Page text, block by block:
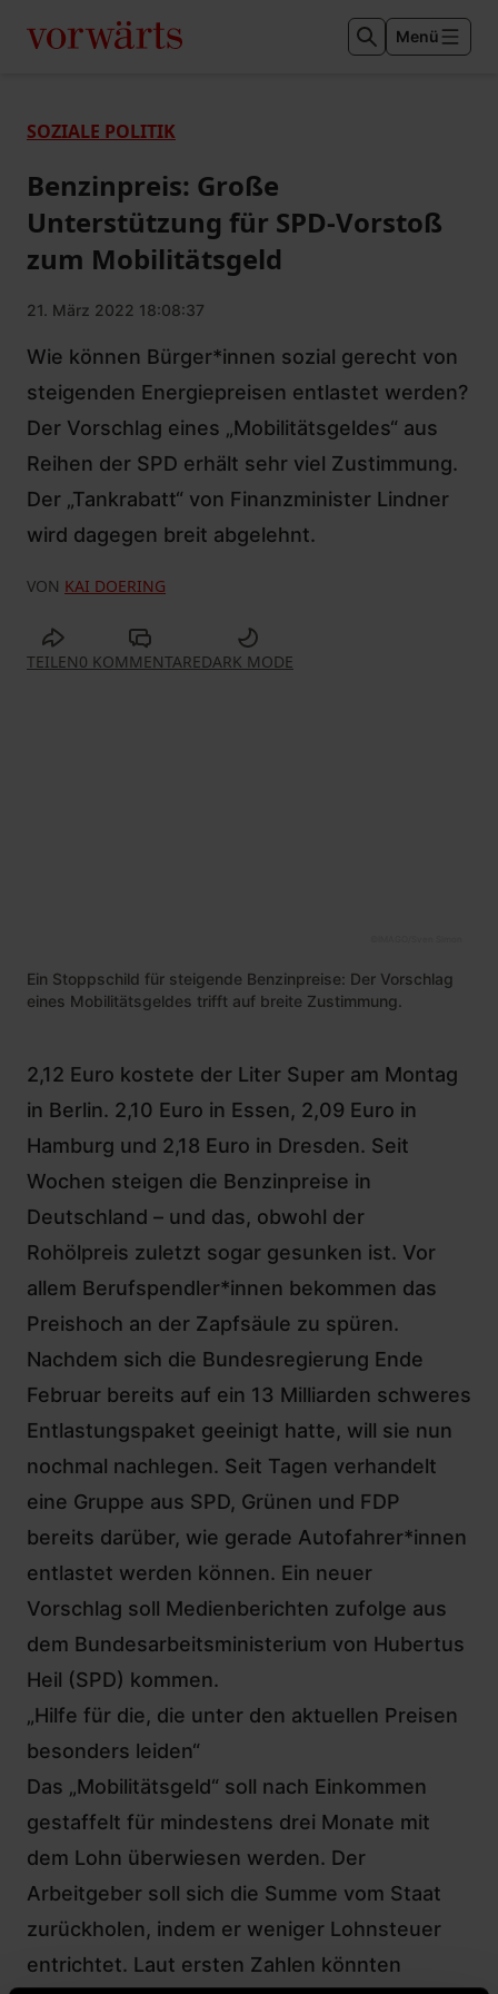
Menü
SOZIALE POLITIK
Benzinpreis: Große
Unterstützung für SPD-Vorstoß
zum Mobilitätsgeld
21. März 2022 18:08:37
Wie können Bürger*innen sozial gerecht von
steigenden Energiepreisen entlastet werden?
Der Vorschlag eines „Mobilitätsgeldes“ aus
Reihen der SPD erhält sehr viel Zustimmung.
Der „Tankrabatt“ von Finanzminister Lindner
wird dagegen breit abgelehnt.
VON KAI DOERING
TEILEN0 KOMMENTAREDARK MODE
Ein Stoppschild für steigende Benzinpreise: Der Vorschlag
eines Mobilitätsgeldes trifft auf breite Zustimmung.
2,12 Euro kostete der Liter Super am Montag
in Berlin. 2,10 Euro in Essen, 2,09 Euro in
Hamburg und 2,18 Euro in Dresden. Seit
Wochen steigen die Benzinpreise in
Deutschland – und das, obwohl der
Rohölpreis zuletzt sogar gesunken ist. Vor
allem Berufspendler*innen bekommen das
Preishoch an der Zapfsäule zu spüren.
Nachdem sich die Bundesregierung Ende
Februar bereits auf ein 13 Milliarden schweres
Entlastungspaket geeinigt hatte, will sie nun
nochmal nachlegen. Seit Tagen verhandelt
eine Gruppe aus SPD, Grünen und FDP
bereits darüber, wie gerade Autofahrer*innen
entlastet werden können. Ein neuer
Vorschlag soll Medienberichten zufolge aus
dem Bundesarbeitsministerium von Hubertus
Heil (SPD) kommen.
„Hilfe für die, die unter den aktuellen Preisen
besonders leiden“
Das „Mobilitätsgeld“ soll nach Einkommen
gestaffelt für mindestens drei Monate mit
dem Lohn überwiesen werden. Der
Arbeitgeber soll sich die Summe vom Staat
zurückholen, indem er weniger Lohnsteuer
entrichtet. Laut ersten Zahlen könnten